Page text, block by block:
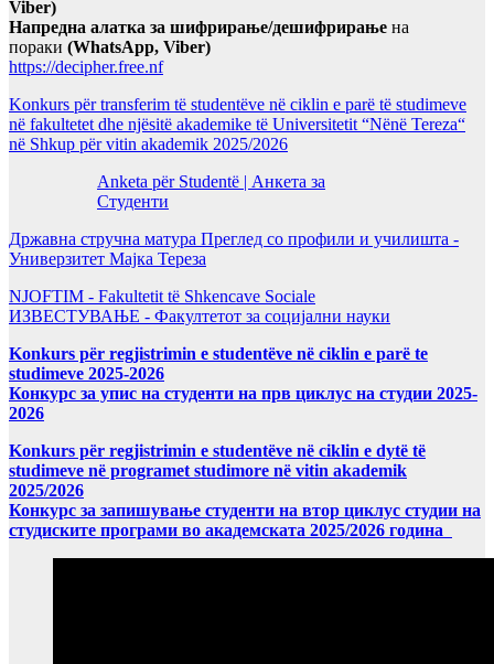
Viber)
Напредна алатка за шифрирање/дешифрирање на
пораки (WhatsApp, Viber)
https://decipher.free.nf
Konkurs për transferim të studentëve në ciklin e parë të studimeve
në fakultetet dhe njësitë akademike të Universitetit “Nënë Tereza“
në Shkup për vitin akademik 2025/2026
Anketa për Studentë | Анкета за
Студенти
Државна стручна матура Преглед со профили и училишта -
Универзитет Мајка Тереза
NJOFTIM - Fakultetit të Shkencave Sociale
ИЗВЕСТУВАЊЕ - Факултетот за социјални науки
Konkurs për regjistrimin e studentëve në ciklin e parë te
studimeve 2025-2026
Конкурс за упис на студенти на прв циклус на студии 2025-
2026
Konkurs për regjistrimin e studentëve në ciklin e dytë të
studimeve në programet studimore në vitin akademik
2025/2026
Конкурс за запишување студенти на втор циклус студии на
студиските програми во академската 2025/2026 година